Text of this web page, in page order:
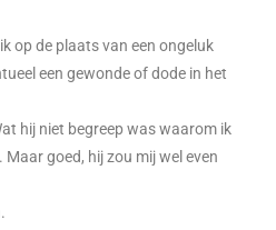
op de plaats van een ongeluk
een gewonde of dode in het
hij niet begreep was waarom ik
Maar goed, hij zou mij wel even